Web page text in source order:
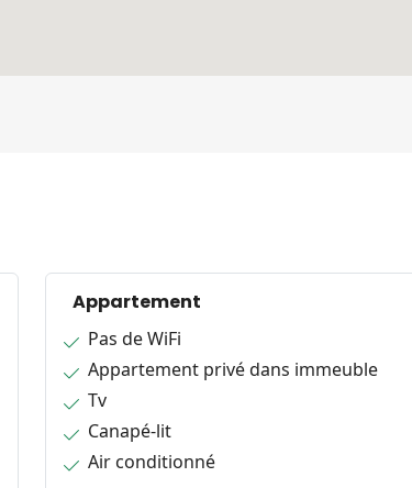
Appartement
Pas de WiFi
Appartement privé dans immeuble
Tv
Canapé-lit
Air conditionné